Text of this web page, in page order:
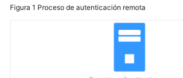
Figura 1 Proceso de autenticación remota